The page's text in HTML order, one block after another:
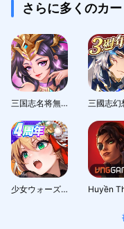
さらに多くのカ
三国志名将無双
少女ウォーズ: 幻想天下統一戦